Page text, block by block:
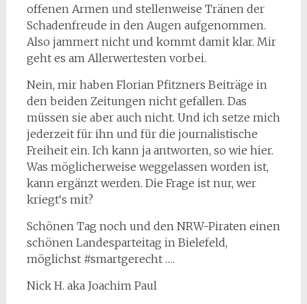
offenen Armen und stellenweise Tränen der
Schadenfreude in den Augen aufgenommen.
Also jammert nicht und kommt damit klar. Mir
geht es am Allerwertesten vorbei.
Nein, mir haben Florian Pfitzners Beiträge in
den beiden Zeitungen nicht gefallen. Das
müssen sie aber auch nicht. Und ich setze mich
jederzeit für ihn und für die journalistische
Freiheit ein. Ich kann ja antworten, so wie hier.
Was möglicherweise weggelassen worden ist,
kann ergänzt werden. Die Frage ist nur, wer
kriegt‘s mit?
Schönen Tag noch und den NRW-Piraten einen
schönen Landesparteitag in Bielefeld,
möglichst #smartgerecht ….
Nick H. aka Joachim Paul